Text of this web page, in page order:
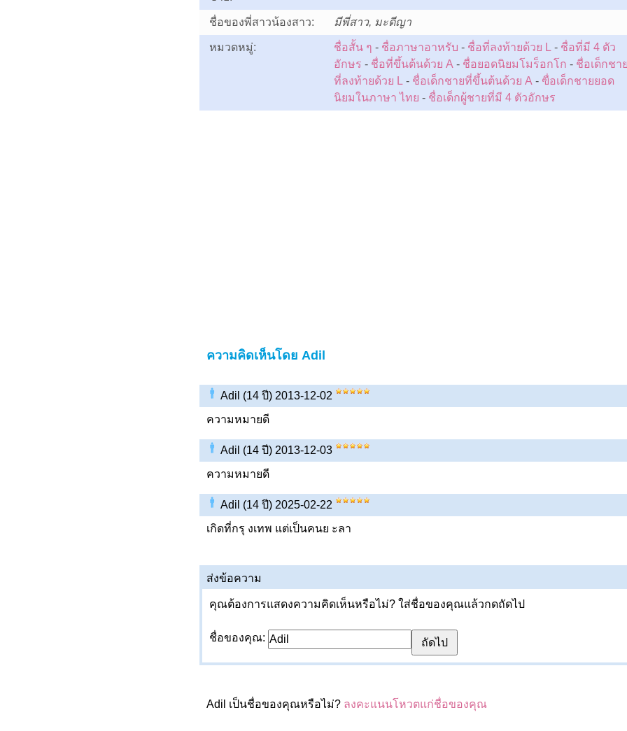
ชื่อของพี่สาวน้องสาว: มีพี่สาว, มะดีญา
หมวดหมู่: ชื่อสั้น ๆ - ชื่อภาษาอาหรับ - ชื่อที่ลงท้ายด้วย L - ชื่อที่มี 4 ตัว
อักษร - ชื่อที่ขึ้นต้นด้วย A - ชื่อยอดนิยมโมร็อกโก - ชื่อเด็กชา
ที่ลงท้ายด้วย L - ชื่อเด็กชายที่ขึ้นต้นด้วย A - ฃื่อเด็กชายยอด
นิยมในภาษา ไทย - ชื่อเด็กผู้ชายที่มี 4 ตัวอักษร
ความคิดเห็นโดย Adil
Adil (14 ปี) 2013-12-02
ความหมายดี
Adil (14 ปี) 2013-12-03
ความหมายดี
Adil (14 ปี) 2025-02-22
เกิดที่กรุ งเทพ แต่เป็นคนย ะลา
ส่งข้อความ
คุณต้องการแสดงความคิดเห็นหรือไม่? ใส่ชื่อของคุณแล้วกดถัดไป
ชื่อของคุณ:
Adil เป็นชื่อของคุณหรือไม่? ลงคะแนนโหวตแก่ชื่อของคุณ